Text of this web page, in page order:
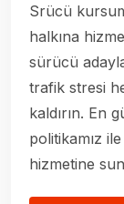
Srücü
halkına
sürücü
trafik stresi
kaldırın. En
politikamız
hizmetine